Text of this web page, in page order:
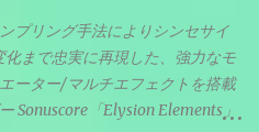
プリング手法によりシンセサイ
まで忠実に再現した、強力なモ
ーター/マルチエフェクトを搭載
Sonuscore「Elysion Elements」